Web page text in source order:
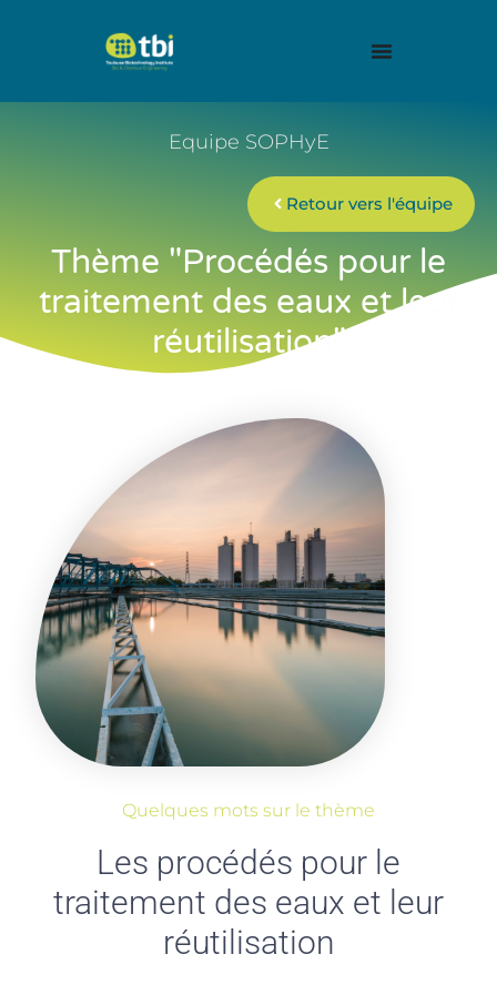
Equipe SOPHyE
Retour vers l'équipe
Thème "Procédés pour le
traitement des eaux et leur
réutilisation"
Quelques mots sur le thème
Les procédés pour le
traitement des eaux et leur
réutilisation